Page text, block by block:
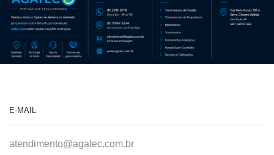
E-MAIL
atendimento@agatec.com.br